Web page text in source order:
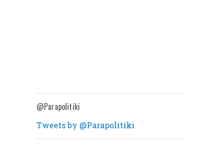
@Parapolitiki
Tweets by @Parapolitiki